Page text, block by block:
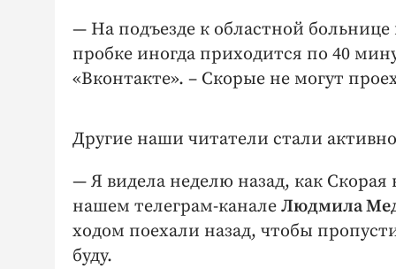
— На подъезде к областной
пробке иногда приходится по 40
«Вконтакте». – Скорые не могут
Другие наши читатели стали
— Я видела неделю назад, как Скорая
нашем телеграм-канале Людмила
ходом поехали назад, чтобы
буду.